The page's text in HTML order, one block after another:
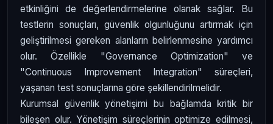
etkinliğini de değerlendirmelerine olanak sağlar. Bu
testlerin sonuçları, güvenlik olgunluğunu artırmak için
geliştirilmesi gereken alanların belirlenmesine yardımcı
olur. Özellikle "Governance Optimization" ve
"Continuous Improvement Integration" süreçleri,
yaşanan test sonuçlarına göre şekillendirilmelidir.
Kurumsal güvenlik yönetişimi bu bağlamda kritik bir
bileşen olur. Yönetişim süreçlerinin optimize edilmesi,